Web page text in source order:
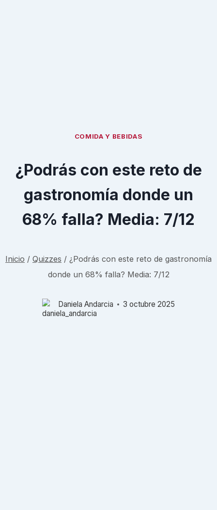
COMIDA Y BEBIDAS
¿Podrás con este reto de
gastronomía donde un
68% falla? Media: 7/12
Inicio / Quizzes / ¿Podrás con este reto de gastronomía
donde un 68% falla? Media: 7/12
Daniela Andarcia 3 octubre 2025